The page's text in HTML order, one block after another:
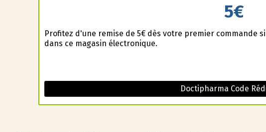
5€
Profitez d'une remise de 5€ dès votre premier commande
dans ce magasin électronique.
Doctipharma Code